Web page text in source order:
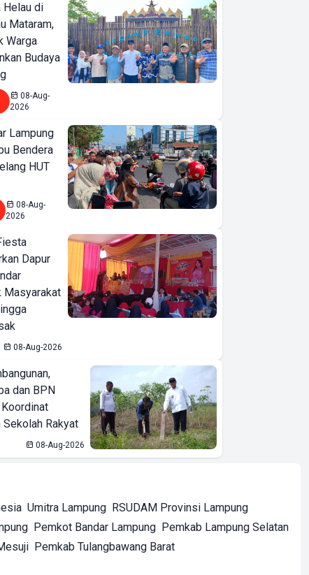
Helau di
Mataram,
Warga
Budaya
08-Aug-
2026
Lampung
Bendera
HUT
08-Aug-
2026
Dapur
Masyarakat
08-Aug-2026
dan BPN
Sekolah Rakyat
08-Aug-2026
Umitra Lampung RSUDAM Provinsi Lampung
Pemkot Bandar Lampung Pemkab Lampung Selatan
Pemkab Tulangbawang Barat